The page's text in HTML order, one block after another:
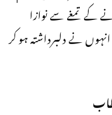
کے تمغے سے نوازا
نے دلبرداشتہ ہو کر